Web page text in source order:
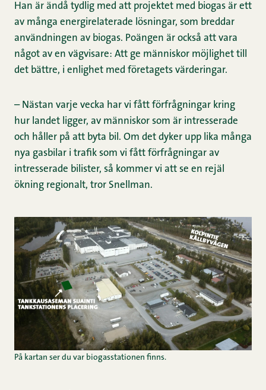
Han är ändå tydlig med att projektet med biogas är ett
av många energirelaterade lösningar, som breddar
användningen av biogas. Poängen är också att vara
något av en vägvisare: Att ge människor möjlighet till
det bättre, i enlighet med företagets värderingar.
– Nästan varje vecka har vi fått förfrågningar kring
hur landet ligger, av människor som är intresserade
och håller på att byta bil. Om det dyker upp lika många
nya gasbilar i trafik som vi fått förfrågningar av
intresserade bilister, så kommer vi att se en rejäl
ökning regionalt, tror Snellman.
På kartan ser du var biogasstationen finns.